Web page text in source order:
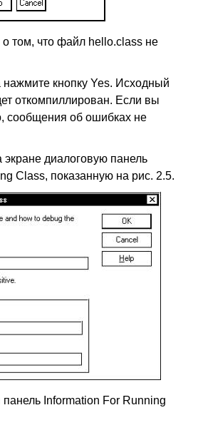
том, что файл hello.class не
кнопку Yes. Исходный
откомпиллирован. Если вы
сообщения об ошибках не
диалоговую панель
Class, показанную на рис. 2.5.
Information For Running